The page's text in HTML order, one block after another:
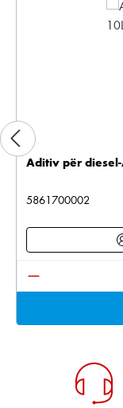
Aditiv për diesel-
5861700002
Sasia e